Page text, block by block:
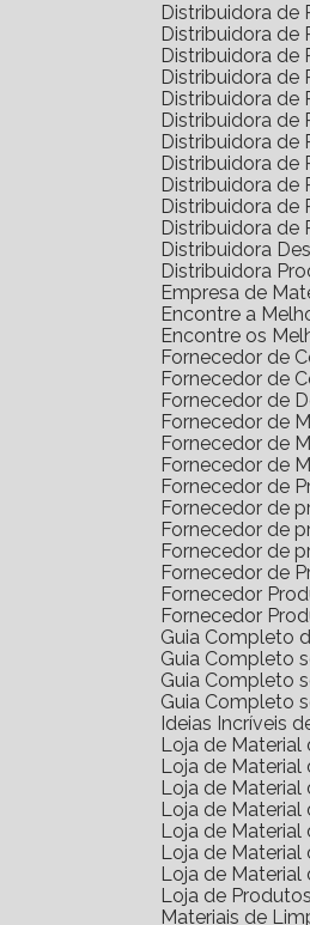
Distribuidora
Distribuidora
Distribuidora
Distribuidora
Distribuidora
Distribuidora
Distribuidora
Distribuidora
Distribuidora
Distribuidora
Distribuidora
Distribuidora
Distribuidora
Empresa de
Encontre a
Encontre os
Fornecedor de
Fornecedor de
Fornecedor de
Fornecedor de
Fornecedor de
Fornecedor de
Fornecedor de
Fornecedor de
Fornecedor de
Fornecedor de
Fornecedor de
Fornecedor
Fornecedor
Guia
Guia
Guia Completo
Guia
Ideias Incríveis
Loja de
Loja de
Loja de
Loja de
Loja de
Loja de
Loja de
Loja de
Materiais de